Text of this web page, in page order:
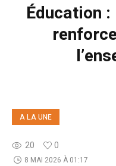
Éducation
A LA UNE
20 0
8 MAI 2026 À 01:17